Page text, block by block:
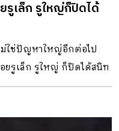
รูเล็ก รูใหญ่ก็ปิดได้
ม่ใช่ปัญหาใหญ่อีกต่อไป
ยรูเล็ก รูใหญ่ ก็ปิดได้สนิท
ขาดได้ง่ายๆ ด้วยมือของ
วด 3M 7×7 ซม. ซ่อม